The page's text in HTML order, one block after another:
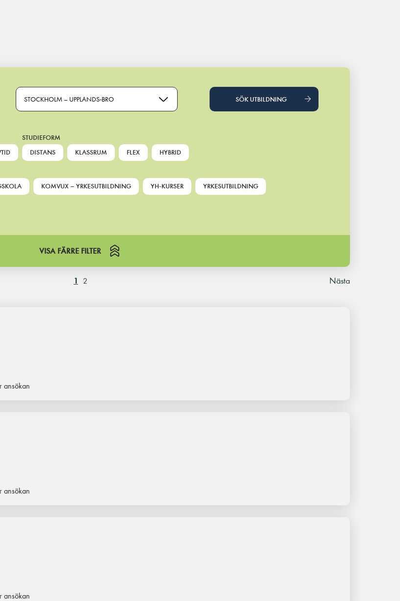
STOCKHOLM – UPPLANDS-BRO SÖK UTBILDNING
STUDIEFORM
DISTANS
KLASSRUM FLEX HYBRID
KOMVUX – YRKESUTBILDNING YH-KURSER YRKESUTBILDNING
VISA FÄRRE FILTER
1 2 Nästa
ansökan
ansökan
ansökan